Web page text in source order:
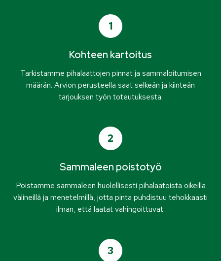
1
Kohteen kartoitus
Tarkistamme pihalaattojen pinnat ja sammaloitumisen
määrän. Arvion perusteella saat selkeän ja kiinteän
tarjouksen työn toteutuksesta.
2
Sammaleen poistotyö
Poistamme sammaleen huolellisesti pihalaatoista oikeilla
välineillä ja menetelmillä, jotta pinta puhdistuu tehokkaasti
ilman, että laatat vahingoittuvat.
3